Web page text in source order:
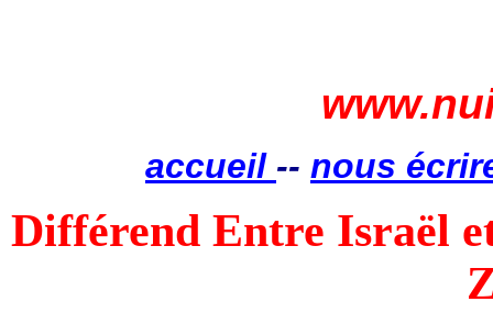
accueil -- nous
Différend Entre Israël